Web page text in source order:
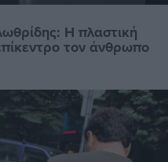
Η πλαστική
τον άνθρωπο